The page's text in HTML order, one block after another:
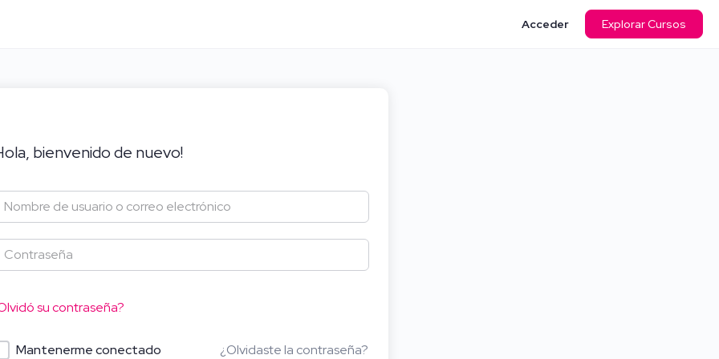
Acceder Explorar Cursos
bienvenido de nuevo!
su contraseña?
Mantenerme conectado ¿Olvidaste la contraseña?